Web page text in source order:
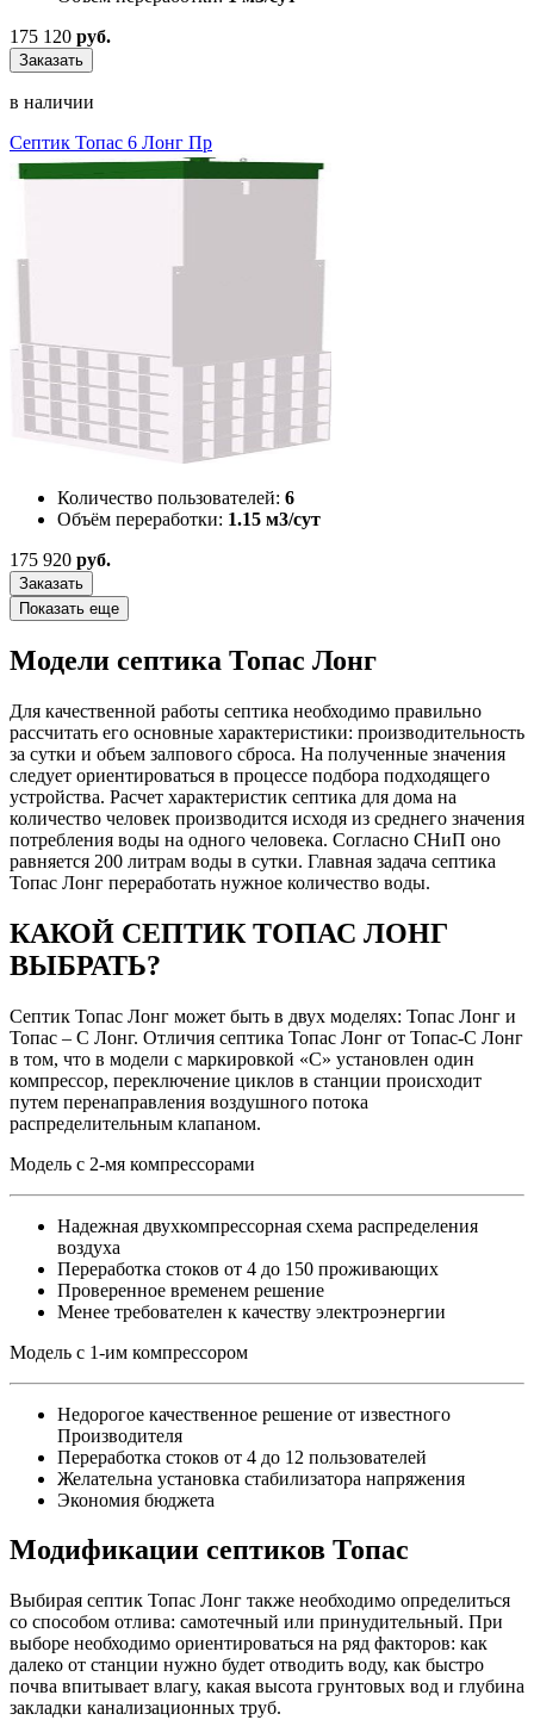
175 120 руб.
Заказать
в наличии
Септик Топас 6 Лонг Пр
Количество пользователей: 6
Объём переработки: 1.15 м3/сут
175 920 руб.
Заказать
Показать еще
Модели септика Топас Лонг
Для качественной работы септика необходимо правильно
рассчитать его основные характеристики: производительность
за сутки и объем залпового сброса. На полученные значения
следует ориентироваться в процессе подбора подходящего
устройства. Расчет характеристик септика для дома на
количество человек производится исходя из среднего значения
потребления воды на одного человека. Согласно СНиП оно
равняется 200 литрам воды в сутки. Главная задача септика
Топас Лонг переработать нужное количество воды.
КАКОЙ СЕПТИК ТОПАС ЛОНГ
ВЫБРАТЬ?
Септик Топас Лонг может быть в двух моделях: Топас Лонг и
Топас – С Лонг. Отличия септика Топас Лонг от Топас-С Лонг
в том, что в модели с маркировкой «С» установлен один
компрессор, переключение циклов в станции происходит
путем перенаправления воздушного потока
распределительным клапаном.
Модель с 2-мя компрессорами
Надежная двухкомпрессорная схема распределения
воздуха
Переработка стоков от 4 до 150 проживающих
Проверенное временем решение
Менее требователен к качеству электроэнергии
Модель с 1-им компрессором
Недорогое качественное решение от известного
Производителя
Переработка стоков от 4 до 12 пользователей
Желательна установка стабилизатора напряжения
Экономия бюджета
Модификации септиков Топас
Выбирая септик Топас Лонг также необходимо определиться
со способом отлива: самотечный или принудительный. При
выборе необходимо ориентироваться на ряд факторов: как
далеко от станции нужно будет отводить воду, как быстро
почва впитывает влагу, какая высота грунтовых вод и глубина
закладки канализационных труб.